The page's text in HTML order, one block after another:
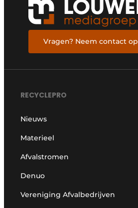
Vragen? Neem contact op
RECYCLEPRO
Nieuws
Materieel
Afvalstromen
Denuo
Vereniging Afvalbedrijven